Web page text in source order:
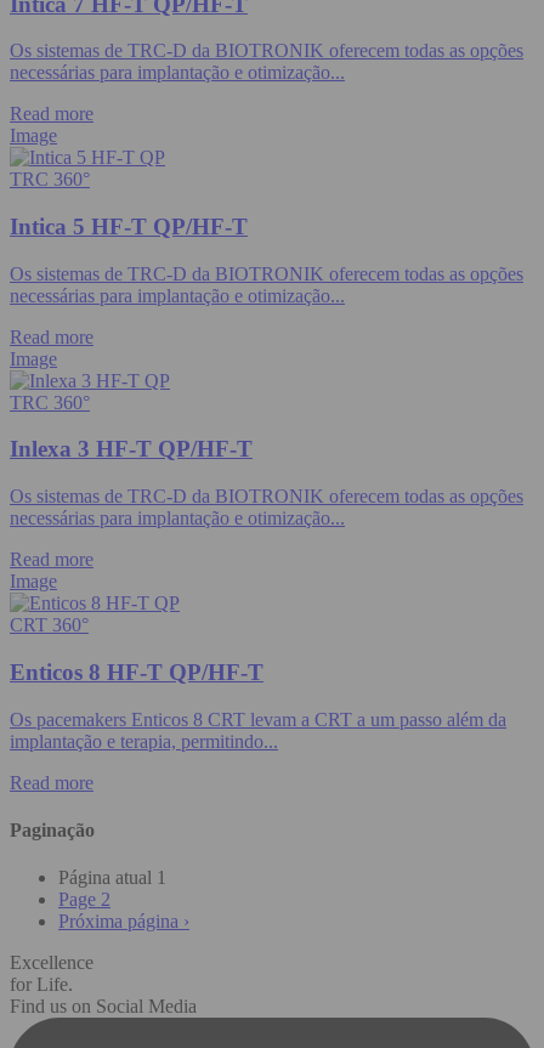
Os sistemas de TRC-D da BIOTRONIK oferecem todas as opções
necessárias para implantação e otimização...
Read more
Image
TRC 360°
Intica 5 HF-T QP/HF-T
Os sistemas de TRC-D da BIOTRONIK oferecem todas as opções
necessárias para implantação e otimização...
Read more
Image
TRC 360°
Inlexa 3 HF-T QP/HF-T
Os sistemas de TRC-D da BIOTRONIK oferecem todas as opções
necessárias para implantação e otimização...
Read more
Image
CRT 360°
Enticos 8 HF-T QP/HF-T
Os pacemakers Enticos 8 CRT levam a CRT a um passo além da
implantação e terapia, permitindo...
Read more
Paginação
Página atual 1
Page 2
Próxima página ›
Excellence
for Life.
Find us on Social Media